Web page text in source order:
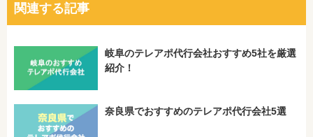
関連する記事
岐阜のテレアポ代行会社おすすめ5社を厳選
紹介！
奈良県でおすすめのテレアポ代行会社5選